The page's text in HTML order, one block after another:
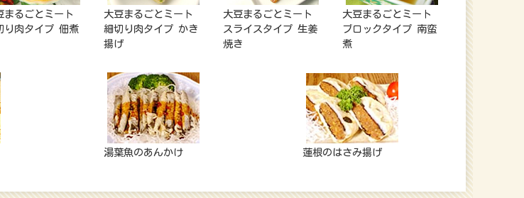
まるごとミート
り肉タイプ 佃煮
大豆まるごとミート
細切り肉タイプ かき
揚げ
大豆まるごとミート
スライスタイプ 生姜
焼き
大豆まるごとミート
ブロックタイプ 南蛮
煮
湯葉魚のあんかけ 蓮根のはさみ揚げ